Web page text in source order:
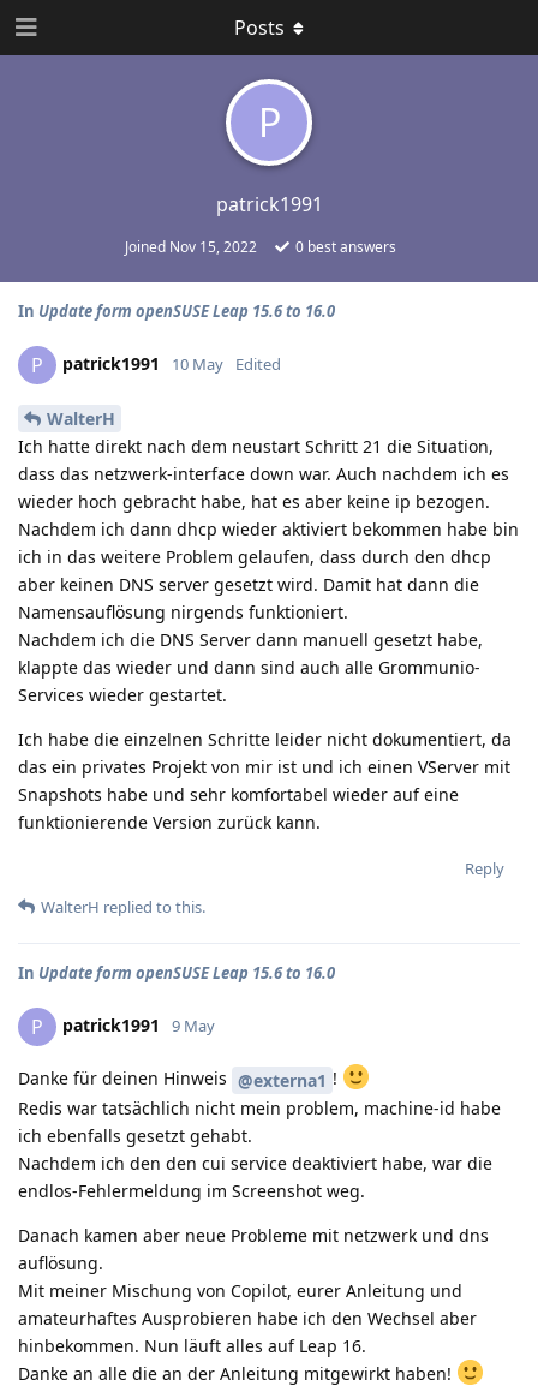
P
patrick1991
Joined Nov 15, 2022 0best answers
Posts
In Update form openSUSE Leap 15.6 to 16.0
P patrick1991 10 May Edited
WalterH
Ich hatte direkt nach dem neustart Schritt 21 die Situation,
dass das netzwerk-interface down war. Auch nachdem ich es
wieder hoch gebracht habe, hat es aber keine ip bezogen.
Nachdem ich dann dhcp wieder aktiviert bekommen habe bin
ich in das weitere Problem gelaufen, dass durch den dhcp
aber keinen DNS server gesetzt wird. Damit hat dann die
Namensauflösung nirgends funktioniert.
Nachdem ich die DNS Server dann manuell gesetzt habe,
klappte das wieder und dann sind auch alle Grommunio-
Services wieder gestartet.
Ich habe die einzelnen Schritte leider nicht dokumentiert, da
das ein privates Projekt von mir ist und ich einen VServer mit
Snapshots habe und sehr komfortabel wieder auf eine
funktionierende Version zurück kann.
Reply
WalterH replied to this.
In Update form openSUSE Leap 15.6 to 16.0
P patrick1991 9 May
Danke für deinen Hinweis @externa1 !
Redis war tatsächlich nicht mein problem, machine-id habe
ich ebenfalls gesetzt gehabt.
Nachdem ich den den cui service deaktiviert habe, war die
endlos-Fehlermeldung im Screenshot weg.
Danach kamen aber neue Probleme mit netzwerk und dns
auflösung.
Mit meiner Mischung von Copilot, eurer Anleitung und
amateurhaftes Ausprobieren habe ich den Wechsel aber
hinbekommen. Nun läuft alles auf Leap 16.
Danke an alle die an der Anleitung mitgewirkt haben!